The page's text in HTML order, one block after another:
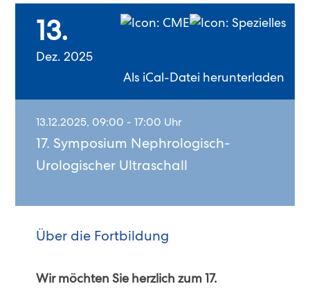
13.
Dez. 2025
Als iCal-Datei herunterladen
13.12.2025, 09:00 - 17:00 Uhr
17. Symposium Nephrologisch-
Urologischer Ultraschall
Über die Fortbildung
Wir möchten Sie herzlich zum 17.